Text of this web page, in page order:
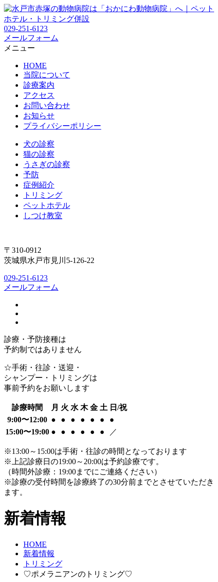
029-251-6123
メールフォーム
メニュー
HOME
当院について
診療案内
アクセス
お問い合わせ
お知らせ
プライバシーポリシー
犬の診察
猫の診察
うさぎの診察
予防
症例紹介
トリミング
ペットホテル
しつけ教室
〒310-0912
茨城県水戸市見川5-126-22
029-251-6123
メールフォーム
診療・予防接種は
予約制ではありません
☆手術・往診・送迎・
シャンプー・トリミングは
事前予約をお願いします
診療時間 月 火 水 木 金 土 日/祝
9:00〜12:00 ● ● ● ● ● ●
●
15:00〜19:00 ● ● ● ● ● ● ／
※13:00～15:00は手術・往診の時間となっております
※上記診療日の19:00～20:00は予約診療です。
（時間外診療：19:00までにご連絡ください）
※診療の受付時間を診療終了の30分前までとさせていただき
ます。
新着情報
HOME
新着情報
トリミング
♡ポメラニアンのトリミング♡